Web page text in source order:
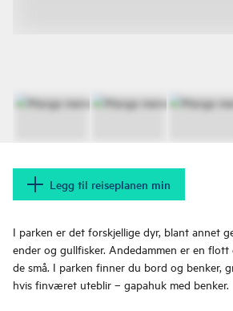
Legg til reiseplanen min
I parken er det forskjellige dyr, blant annet
ender og gullfisker. Andedammen er en flott
de små. I parken finner du bord og benker,
hvis finværet uteblir – gapahuk med benker.